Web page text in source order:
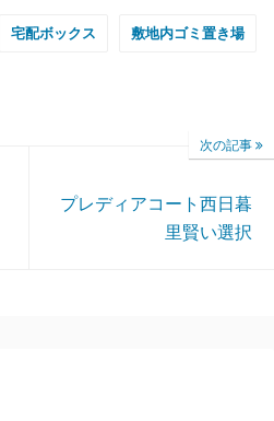
宅配ボックス 敷地内ゴミ置き場
次の記事
プレディアコート西日暮
里賢い選択